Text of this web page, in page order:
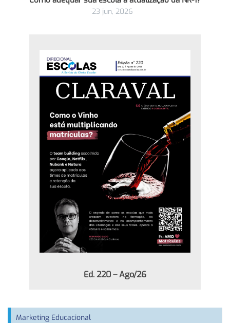
23 jun, 2026
Ed. 220 – Ago/26
Marketing Educacional